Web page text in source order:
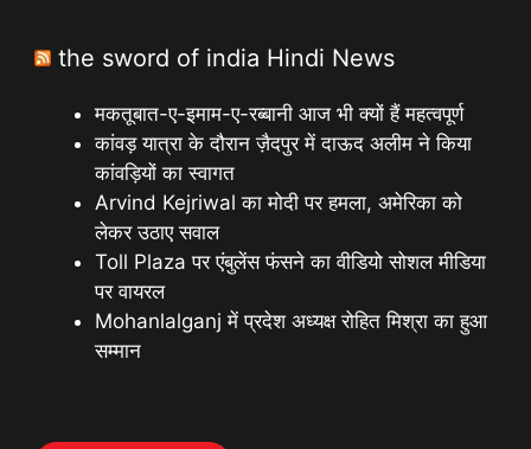
the sword of india Hindi News
मकतूबात-ए-इमाम-ए-रब्बानी आज भी क्यों हैं महत्वपूर्ण
कांवड़ यात्रा के दौरान ज़ैदपुर में दाऊद अलीम ने किया
कांवड़ियों का स्वागत
Arvind Kejriwal का मोदी पर हमला, अमेरिका को
लेकर उठाए सवाल
Toll Plaza पर एंबुलेंस फंसने का वीडियो सोशल मीडिया
पर वायरल
Mohanlalganj में प्रदेश अध्यक्ष रोहित मिश्रा का हुआ
सम्मान